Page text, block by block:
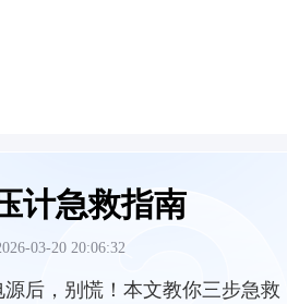
计急救指南
03-20 20:06:32
源后，别慌！本文教你三步急救